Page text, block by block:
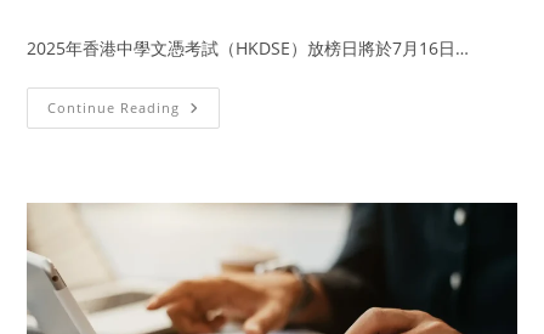
2025年香港中學文憑考試（HKDSE）放榜日將於7月16日…
Continue Reading